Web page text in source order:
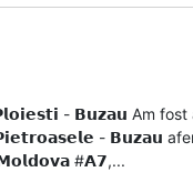
- 𝗕𝘂𝘇𝗮𝘂 Am
- 𝗕𝘂𝘇𝗮𝘂
𝗠𝗼𝗹𝗱𝗼𝘃𝗮 #𝗔𝟳,...